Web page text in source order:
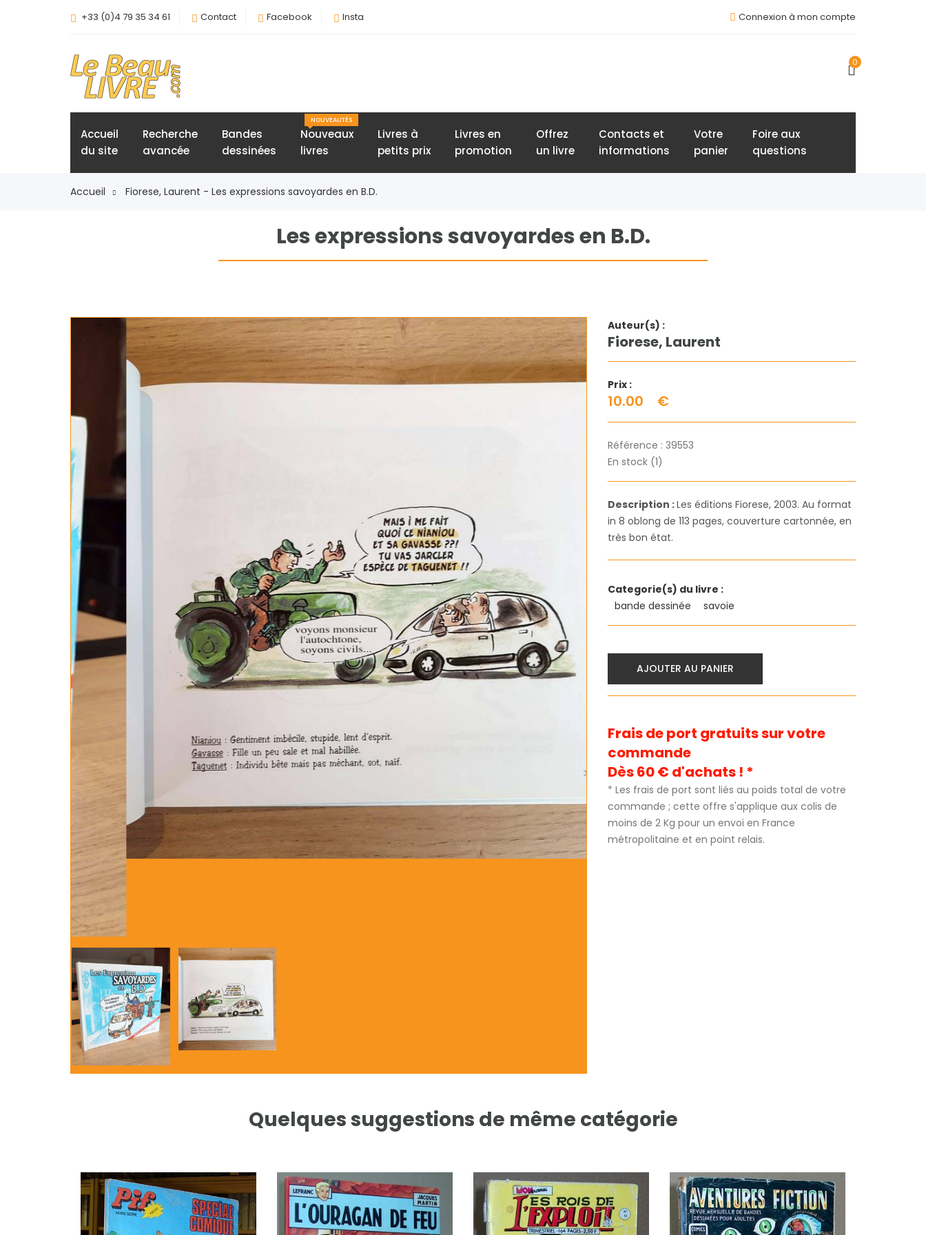
+33 (0)4 79 35 34 61 Contact Facebook Insta Connexion à mon compte
0
Accueil
du site
Recherche
avancée
Bandes
dessinées
Nouveaux
livres
NOUVEAUTÉS
Livres à
petits prix
Livres en
promotion
Offrez
un livre
Contacts et
informations
Votre
panier
Foire aux
questions
Accueil Fiorese, Laurent - Les expressions savoyardes en B.D.
Les expressions savoyardes en B.D.
Auteur(s) :
Fiorese, Laurent
Prix :
10.00 €
Référence : 39553
En stock (1)
Description :Les éditions Fiorese, 2003. Au format
in 8 oblong de 113 pages, couverture cartonnée, en
très bon état.
Categorie(s) du livre :
bande dessinée
savoie
AJOUTER AU PANIER
Frais de port gratuits sur votre
commande
Dès 60 € d'achats ! *
* Les frais de port sont liés au poids total de votre
commande ; cette offre s'applique aux colis de
moins de 2 Kg pour un envoi en France
métropolitaine et en point relais.
Quelques suggestions de même catégorie